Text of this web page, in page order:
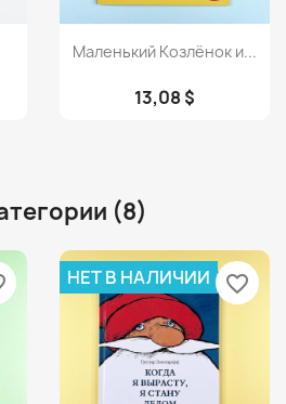
Просмотр
Маленький Козлёнок и...
13,08 $
(8)
НЕТ В НАЛИЧИИ favorite_border